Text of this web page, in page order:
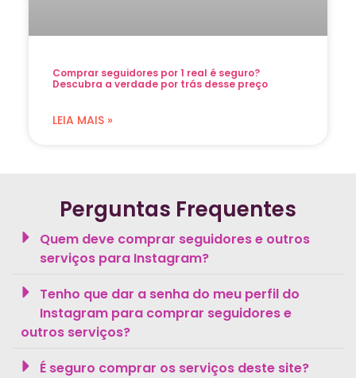
Comprar seguidores por 1 real é seguro?
Descubra a verdade por trás desse preço
LEIA MAIS »
Perguntas Frequentes
Quem deve comprar seguidores e outros
serviços para Instagram?
Tenho que dar a senha do meu perfil do
Instagram para comprar seguidores e
outros serviços?
É seguro comprar os serviços deste site?